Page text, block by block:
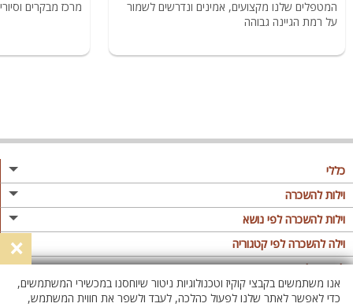
המטפלים שלנו מקצועים, אמינים ונדרשים לשמור
על רמת הגיינה גבוהה
מרכז מבקרים
כללי
מגזין
פרסום באתר
תקנון
מדיניות פרטיות
וילות להשכרה
וילות בצפון
וילות במרכז
וילות בדרום
וילות באילת
וילות להשכרה לפי נושא
וילה לזוגות
וילות למשפחות
וילות לציבור הדתי
וילה להשכרה לפי קטגוריה
וילות עם בריכה
וילה עם בריכה מחוממת
לופטים להשכרה
לופט
×
אנו משתמשים בקבצי קוקיז וטכנולוגיות ניטור שיוחסנו במכשירי המשתמשים,
כדי לאפשר לאתר שלנו לפעול כהלכה, לעבד ולשפר את חווית המשתמש,